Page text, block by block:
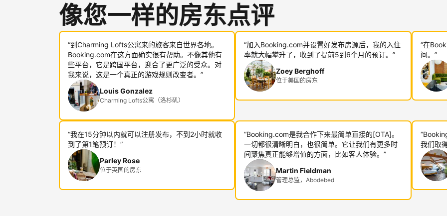
像您一样的房东点评
“到Charming Lofts公寓来的旅客来自世界各地。
Booking.com在这方面确实很有帮助。不像其他有
些平台，它是跨国平台，迎合了更广泛的受众。对
我来说，这是一个真正的游戏规则改变者。”
Louis Gonzalez
Charming Lofts公寓（洛杉矶）
“加入Booking.com并设置好发布房源后，我的入住
率就大幅攀升了，收到了提前5到6个月的预订。”
Zoey Berghoff
位于美国的房东
“在
间。”
“我在15分钟以内就可以注册发布，不到2小时就收
到了第1笔预订！”
Parley Rose
位于英国的房东
“Booking.com是我合作下来最简单直接的[OTA]。
一切都很清晰明白，也很简单。它让我们有更多时
间聚焦真正能够增值的方面，比如客人体验。”
Martin Fieldman
管理总监，Abodebed
我们取